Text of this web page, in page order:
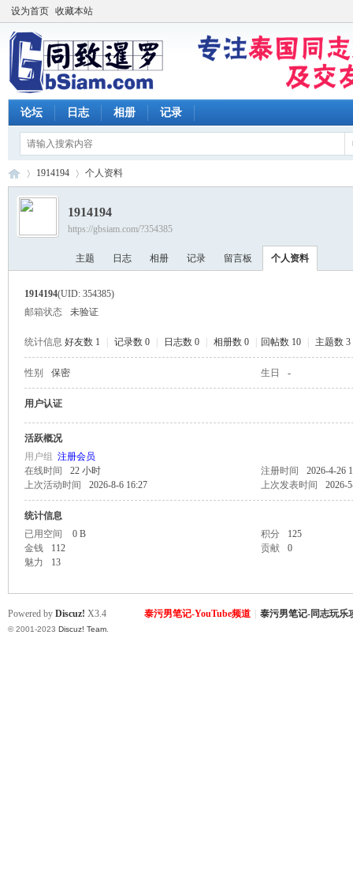
设为首页 收藏本站
论坛 日志 相册 记录
›
1914194 个人资料
1914194
https://gbsiam.com/?354385
主题 日志 相册 记录 留言板 个人资料
1914194(UID: 354385)
邮箱状态
未验证
统计信息 好友数 1 记录数 0 日志数 0 相册数 0 回帖数 10 主题数 3
性别 保密 生日 -
用户认证
活跃概况
用户组 注册会员
在线时间
22 小时 注册时间
2026-4-26
上次活动时间
2026-8-6 16:27 上次发表时间 2026-
统计信息
已用空间
0 B 积分
125
金钱
112 贡献
0
魅力
13
泰污男笔记-YouTube频道 泰污男笔记-同志玩乐
Powered by Discuz! X3.4
© 2001-2023 Discuz! Team.